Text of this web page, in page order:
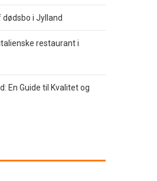
i Jylland
restaurant i
En Guide til Kvalitet og